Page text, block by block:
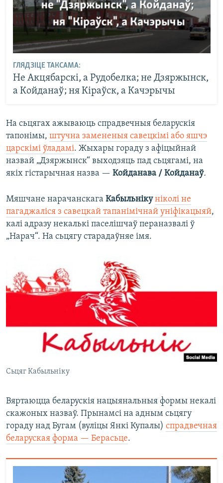
ГЛЯДЗІЦЕ ТАКСАМА:
Не Акцябарскі, а Рудобелка; не Дзяржынск,
а Койданаў; ня Кіраўск, а Качэрычы
На сьцягах ажываюць спрадвечныя беларускія
тапонімы, штучна замененыя савецкімі або яшчэ
царскімі ўладамі. Жыхары гораду з афіцыйнай
назвай „Дзяржынск“ выходзяць пад сьцягамі, на
якіх гістарычная назва — Койданава / Койданаў.
Мяшчане нарачанскага Кабыльніку ніколі не
пагаджаліся з савецкай тапанімічнай уніфікацыяй,
калі адразу некалькі паселішчаў пераназвалі ў
„Нарач“. На сьцягу старадаўняе імя.
Сьцяг Кабыльніку
Вяртаюцца беларускія нацыянальныя формы некалі
скажоных назваў. Прынамсі на адным сьцягу
гораду над Бугам (вуліцы Янкі Купалы) спрадвечная
беларуская форма — Берасьце.